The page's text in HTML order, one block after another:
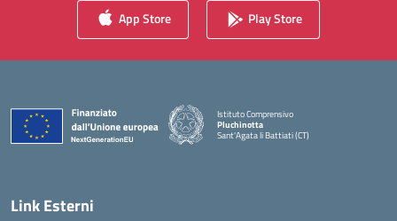
App Store Play Store
Istituto Comprensivo
Pluchinotta
Sant'Agata li Battiati (CT)
— Visita la pagina iniziale della scuola
Link Esterni